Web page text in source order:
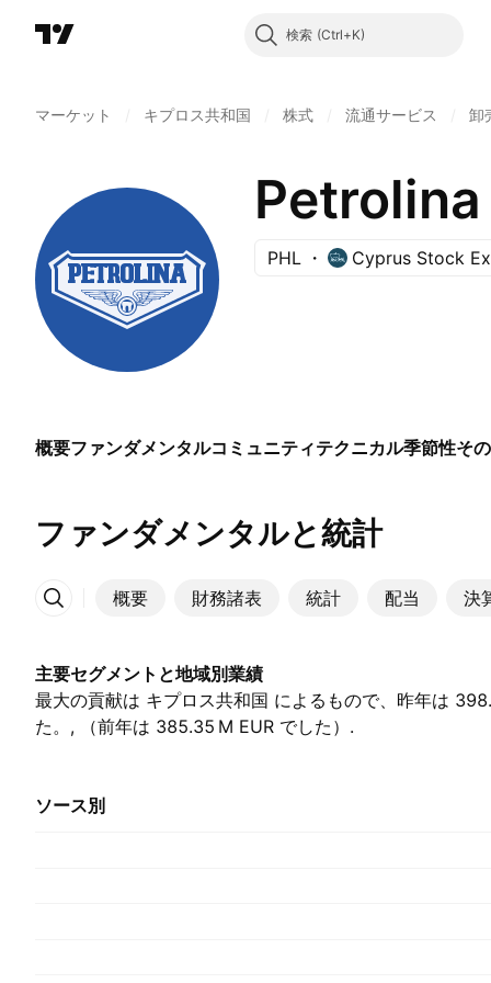
検索
マーケット キプロス共和国 株式 流通サービス 卸
PHL Cyprus Stock
概要ファンダメンタルコミュニティテクニカル季節性そ
ファンダメンタルと統計
概要 財務諸表 統計 配当 決
その他
主要セグメントと地域別業績
最大の貢献は キプロス共和国 によるもので、昨年は
た。, （前年は ‪385.35 M‬ EUR でした）.
ソース別